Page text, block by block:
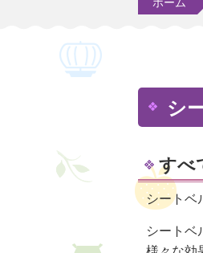
シ
すべ
シートベ
シートベ